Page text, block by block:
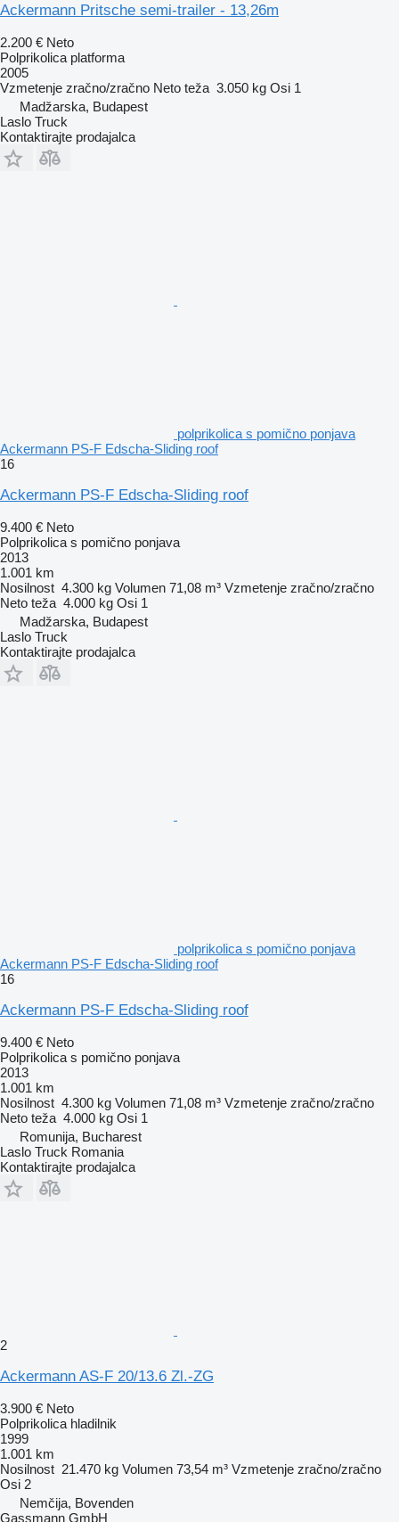
Ackermann Pritsche semi-trailer - 13,26m
2.200 € Neto
Polprikolica platforma
2005
Vzmetenje zračno/zračno Neto teža 3.050 kg Osi 1
Madžarska, Budapest
Laslo Truck
Kontaktirajte prodajalca
polprikolica s pomično ponjava
Ackermann PS-F Edscha-Sliding roof
16
Ackermann PS-F Edscha-Sliding roof
9.400 € Neto
Polprikolica s pomično ponjava
2013
1.001 km
Nosilnost 4.300 kg Volumen 71,08 m³ Vzmetenje zračno/zračno
Neto teža 4.000 kg Osi 1
Madžarska, Budapest
Laslo Truck
Kontaktirajte prodajalca
polprikolica s pomično ponjava
Ackermann PS-F Edscha-Sliding roof
16
Ackermann PS-F Edscha-Sliding roof
9.400 € Neto
Polprikolica s pomično ponjava
2013
1.001 km
Nosilnost 4.300 kg Volumen 71,08 m³ Vzmetenje zračno/zračno
Neto teža 4.000 kg Osi 1
Romunija, Bucharest
Laslo Truck Romania
Kontaktirajte prodajalca
2
Ackermann AS-F 20/13.6 Zl.-ZG
3.900 € Neto
Polprikolica hladilnik
1999
1.001 km
Nosilnost 21.470 kg Volumen 73,54 m³ Vzmetenje zračno/zračno
Osi 2
Nemčija, Bovenden
Gassmann GmbH